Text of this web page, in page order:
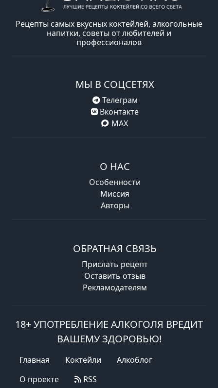
Рецепты самых вкусных коктейлей, алкогольные
напитки, советы от любителей и
профессионалов
МЫ В СОЦСЕТЯХ
Телеграм
Вконтакте
MAX
О НАС
Особенности
Миссия
Авторы
ОБРАТНАЯ СВЯЗЬ
Прислать рецепт
Оставить отзыв
Рекламодателям
18+ УПОТРЕБЛЕНИЕ АЛКОГОЛЯ ВРЕДИТ
ВАШЕМУ ЗДОРОВЬЮ!
Главная Коктейли
Алкоблог
О проекте
RSS